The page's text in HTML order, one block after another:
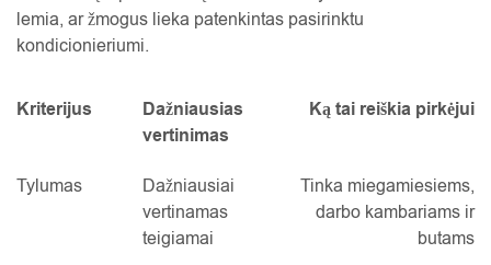
lemia, ar žmogus lieka patenkintas pasirinktu
kondicionieriumi.
Kriterijus
Dažniausias
vertinimas
Ką tai reiškia pirkėjui
Tylumas
Dažniausiai
vertinamas
teigiamai
Tinka miegamiesiems,
darbo kambariams ir
butams